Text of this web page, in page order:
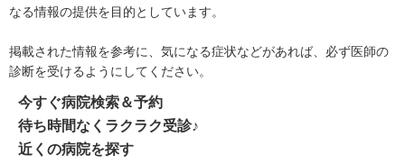
なる情報の提供を目的としています。
掲載された情報を参考に、気になる症状などがあれば、必ず医師の
診断を受けるようにしてください。
今すぐ病院検索＆予約
待ち時間なくラクラク受診♪
近くの病院を探す